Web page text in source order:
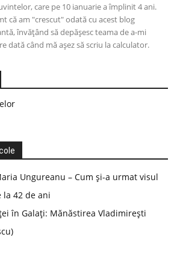
care pe 10 ianuarie a împlinit 4 ani.
că am "crescut" odată cu acest blog
învățând să depășesc teama de a-mi
dată când mă așez să scriu la calculator.
Ungureanu – Cum și-a urmat visul
la 42 de ani
în Galați: Mănăstirea Vladimirești